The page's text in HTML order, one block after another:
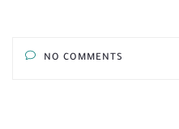
NO COMMENTS